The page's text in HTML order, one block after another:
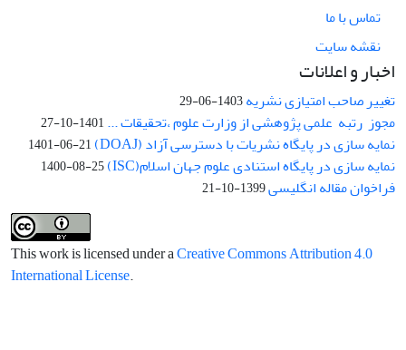
تماس با ما
نقشه سایت
اخبار و اعلانات
تغییر صاحب امتیازی نشریه1403-06-29
مجوز رتبه علمی پژوهشی از وزارت علوم ،تحقیقات ...1401-10-27
نمایه سازی در پایگاه نشریات با دسترسی آزاد (DOAJ) 1401-06-21
نمایه سازی در پایگاه استنادی علوم جهان اسلام(ISC) 1400-08-25
فراخوان مقاله انگلیسی1399-10-21
This work is licensed under aCreative Commons Attribution 4.0
International License.